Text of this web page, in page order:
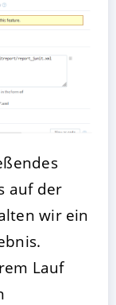
auf der
wir ein
Lauf